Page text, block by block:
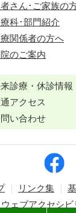
さん･ご家族の
科･部門紹介
関係者の方へ
のご案内
診療・休診情報
アクセス
い合わせ
リンク集
ウェブアクセシ